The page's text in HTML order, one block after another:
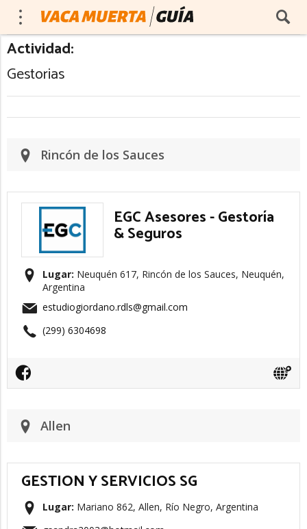
Actividad:
Gestorias
Rincón de los Sauces
EGC Asesores - Gestoría
& Seguros
Lugar: Neuquén 617, Rincón de los Sauces, Neuquén,
Argentina
estudiogiordano.rdls@gmail.com
(299) 6304698
Allen
GESTION Y SERVICIOS SG
Lugar: Mariano 862, Allen, Río Negro, Argentina